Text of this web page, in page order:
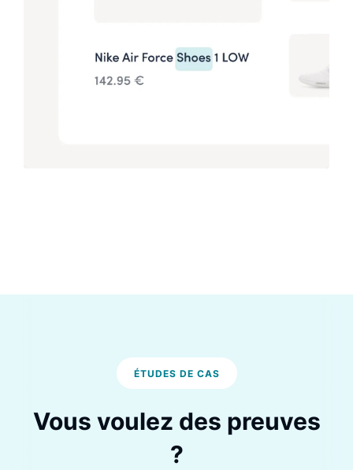
ÉTUDES DE CAS
Vous voulez des preuves
?